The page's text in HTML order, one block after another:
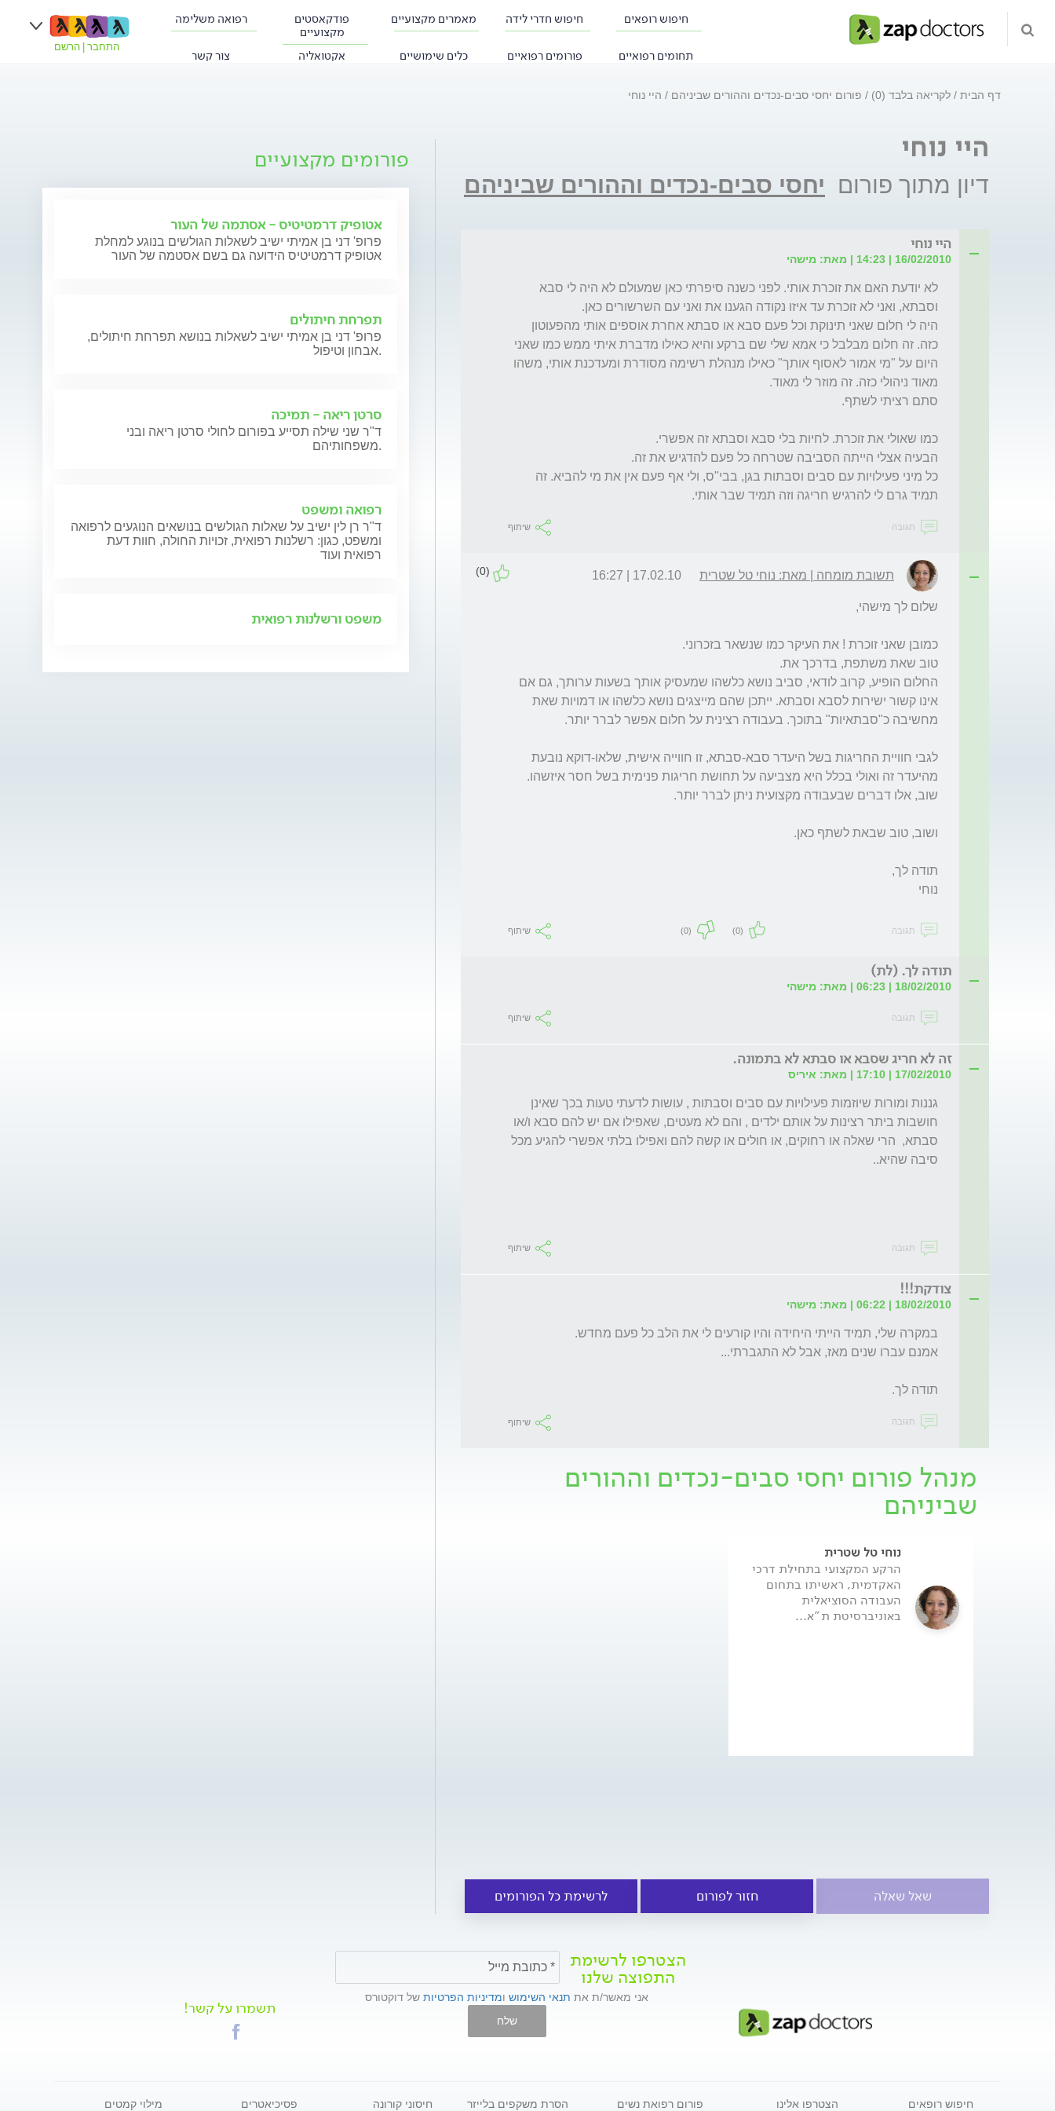
חיפוש רופאים חיפוש חדרי לידה מאמרים מקצועיים
פודקאסטים
מקצועיים
רפואה משלימה
תחומים רפואיים פורומים רפואיים כלים שימושיים אקטואליה צור קשר
התחבר הרשם
דף הבית לקריאה בלבד (0) פורום יחסי סבים-נכדים וההורים שביניהם היי נוחי
היי נוחי
דיון מתוך פורום יחסי סבים-נכדים וההורים שביניהם
היי נוחי
16/02/2010 | 14:23 | מאת: מישהי
תמיד גרם לי להרגיש חריגה וזה תמיד שבר אותי.
תגובה שיתוף
תשובת מומחה | מאת: נוחי טל שטרית 17.02.10 | 16:27
(0)
תגובה (0)
(0) שיתוף
תודה לך. (לת)
18/02/2010 | 06:23 | מאת: מישהי
תגובה שיתוף
זה לא חריג שסבא או סבתא לא בתמונה.
17/02/2010 | 17:10 | מאת: איריס
תגובה שיתוף
צודקת!!!
18/02/2010 | 06:22 | מאת: מישהי
תודה לך.
תגובה שיתוף
מנהל פורום יחסי סבים-נכדים וההורים
שביניהם
נוחי טל שטרית
הרקע המקצועי בתחילת דרכי
האקדמית, ראשיתו בתחום
העבודה הסוציאלית
באוניברסיטת ת"א...
שאל שאלה חזור לפורום לרשימת כל הפורומים
פורומים מקצועיים
אטופיק דרמטיטיס - אסתמה של העור
פרופ' דני בן אמיתי ישיב לשאלות הגולשים בנוגע למחלת
אטופיק דרמטיטיס הידועה גם בשם אסטמה של העור
תפרחת חיתולים
פרופ' דני בן אמיתי ישיב לשאלות בנושא תפרחת חיתולים,
אבחון וטיפול.
סרטן ריאה - תמיכה
ד"ר שני שילה תסייע בפורום לחולי סרטן ריאה ובני
משפחותיהם.
רפואה ומשפט
ד"ר רן לין ישיב על שאלות הגולשים בנושאים הנוגעים לרפואה
ומשפט, כגון: רשלנות רפואית, זכויות החולה, חוות דעת
רפואית ועוד
משפט ורשלנות רפואית
הצטרפו לרשימת
התפוצה שלנו
אני מאשר/ת את תנאי השימוש ומדיניות הפרטיות של דוקטורס
שלח
תשמרו על קשר!
חיפוש רופאים הצטרפו אלינו פורום רפואת נשים הסרת משקפים בלייזר חיסוני קורונה פסיכיאטרים מילוי קמטים